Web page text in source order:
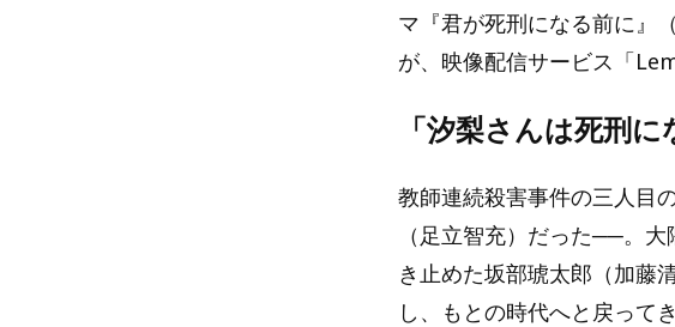
マ『君が死刑になる前に』
が、映像配信サービス「
「汐梨さんは死刑
教師連続殺害事件の三人目
（足立智充）だった──。
き止めた坂部琥太郎（加藤
し、もとの時代へと戻って